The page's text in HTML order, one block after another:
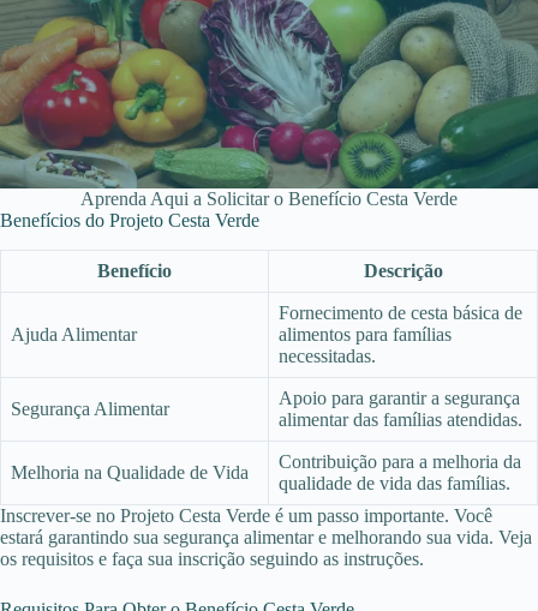
Aprenda Aqui a Solicitar o Benefício Cesta Verde
Benefícios do Projeto Cesta Verde
Benefício Descrição
Ajuda Alimentar
Fornecimento de cesta básica de
alimentos para famílias
necessitadas.
Segurança Alimentar
Apoio para garantir a segurança
alimentar das famílias atendidas.
Melhoria na Qualidade de Vida
Contribuição para a melhoria da
qualidade de vida das famílias.
Inscrever-se no Projeto Cesta Verde é um passo importante. Você
estará garantindo sua segurança alimentar e melhorando sua vida. Veja
os requisitos e faça sua inscrição seguindo as instruções.